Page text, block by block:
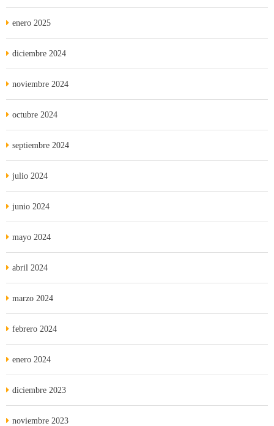
enero 2025
diciembre 2024
noviembre 2024
octubre 2024
septiembre 2024
julio 2024
junio 2024
mayo 2024
abril 2024
marzo 2024
febrero 2024
enero 2024
diciembre 2023
noviembre 2023